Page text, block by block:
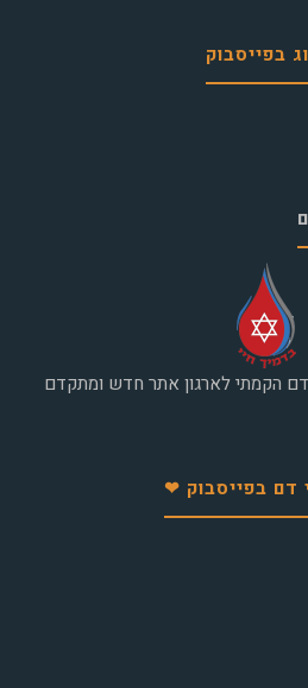
בפייסבוק
דם הקמתי לארגון אתר חדש ומתקדם
דם בפייסבוק ❤